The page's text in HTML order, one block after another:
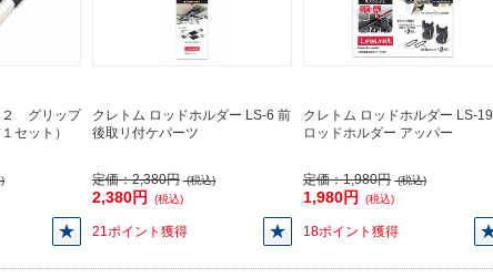
グリップ
セット）
クレトム ロッドホルダー LS-6 前
後取リ付ケパーツ
定価：2,380円 (税込)
2,380円 (税込)
21ポイント獲得
クレトム ロッドホルダー LS-19
ロッドホルダー アッパー
定価：1,980円 (税込)
1,980円 (税込)
18ポイント獲得